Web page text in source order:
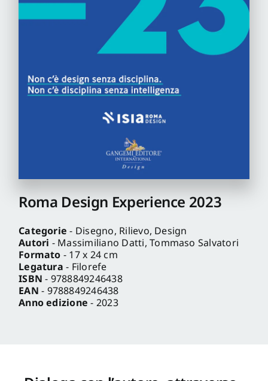
Roma Design Experience 2023
Categorie - Disegno, Rilievo, Design
Autori - Massimiliano Datti, Tommaso Salvatori
Formato - 17 x 24 cm
Legatura - Filorefe
ISBN - 9788849246438
EAN - 9788849246438
Anno edizione - 2023